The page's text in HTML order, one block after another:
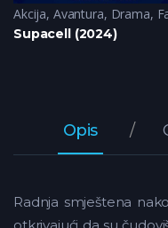
,Sci-Fi
Akcija, Avantura, Drama,
Supacell (2024)
Opis
Radnja smještena